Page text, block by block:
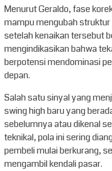
Menurut Geraldo, fase
mampu mengubah
setelah kenaikan tersebut
mengindikasikan bahwa
berpotensi mendominasi
depan.
Salah satu sinyal yang
swing high baru yang
sebelumnya atau dikenal
teknikal, pola ini sering
pembeli mulai berkurang,
mengambil kendali pasar.